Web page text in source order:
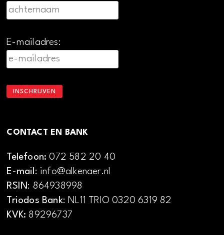
E-mailadres:
CONTACT EN BANK
Telefoon:072 582 20 40
E-mail: info@alkenaer.nl
RSIN: 864938998
Triodos Bank: NL11 TRIO 0320 6319 82
KVK: 89296737